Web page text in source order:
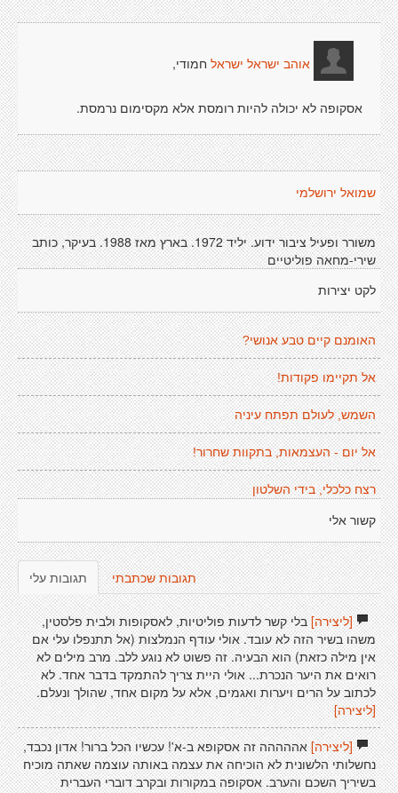
אוהב ישראל ישראל חמודי,
אסקופה לא יכולה להיות רומסת אלא מקסימום נרמסת.
שמואל ירושלמי
משורר ופעיל ציבור ידוע. יליד 1972. בארץ מאז 1988. בעיקר, כותב
שירי-מחאה פוליטיים
לקט יצירות
האומנם קיים טבע אנושי?
אל תקיימו פקודות!
השמש, לעולם תפתח עיניה
אל יום - העצמאות, בתקוות שחרור!
רצח כלכלי, בידי השלטון
קשור אלי
תגובות עלי תגובות שכתבתי
[ליצירה]בלי קשר לדעות פוליטיות, לאסקופות ולבית פלסטין,
משהו בשיר הזה לא עובד. אולי עודף הנמלצות (אל תתנפלו עלי אם
אין מילה כזאת) הוא הבעיה. זה פשוט לא נוגע ללב. מרב מילים לא
רואים את היער הנכרת... אולי היית צריך להתמקד בדבר אחד. לא
לכתוב על הרים ויערות ואגמים, אלא על מקום אחד, שהולך ונעלם.
[ליצירה]
[ליצירה]אההההה זה אסקופא ב-א'! עכשיו הכל ברור! אדון נכבד,
נחשלותי הלשונית לא הוכיחה את עצמה באותה עוצמה שאתה מוכיח
בשיריך השכם והערב. אסקופה במקורות ובקרב דוברי העברית